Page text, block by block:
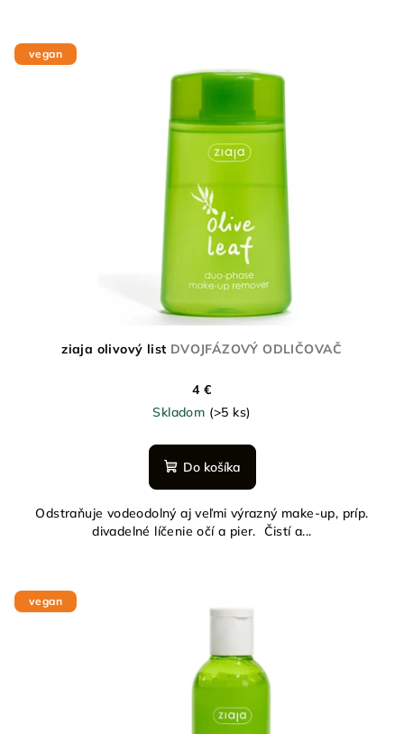
vegan
ziaja olivový list DVOJFÁZOVÝ ODLIČOVAČ
4 €
Skladom (>5 ks)
Do košíka
Odstraňuje vodeodolný aj veľmi výrazný make-up, príp.
divadelné líčenie očí a pier. Čistí a...
vegan